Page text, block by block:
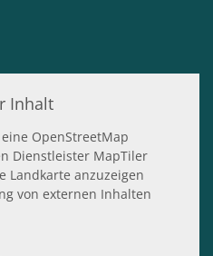
Inhalt
OpenStreetMap
Dienstleister MapTiler
Landkarte anzuzeigen
von externen Inhalten